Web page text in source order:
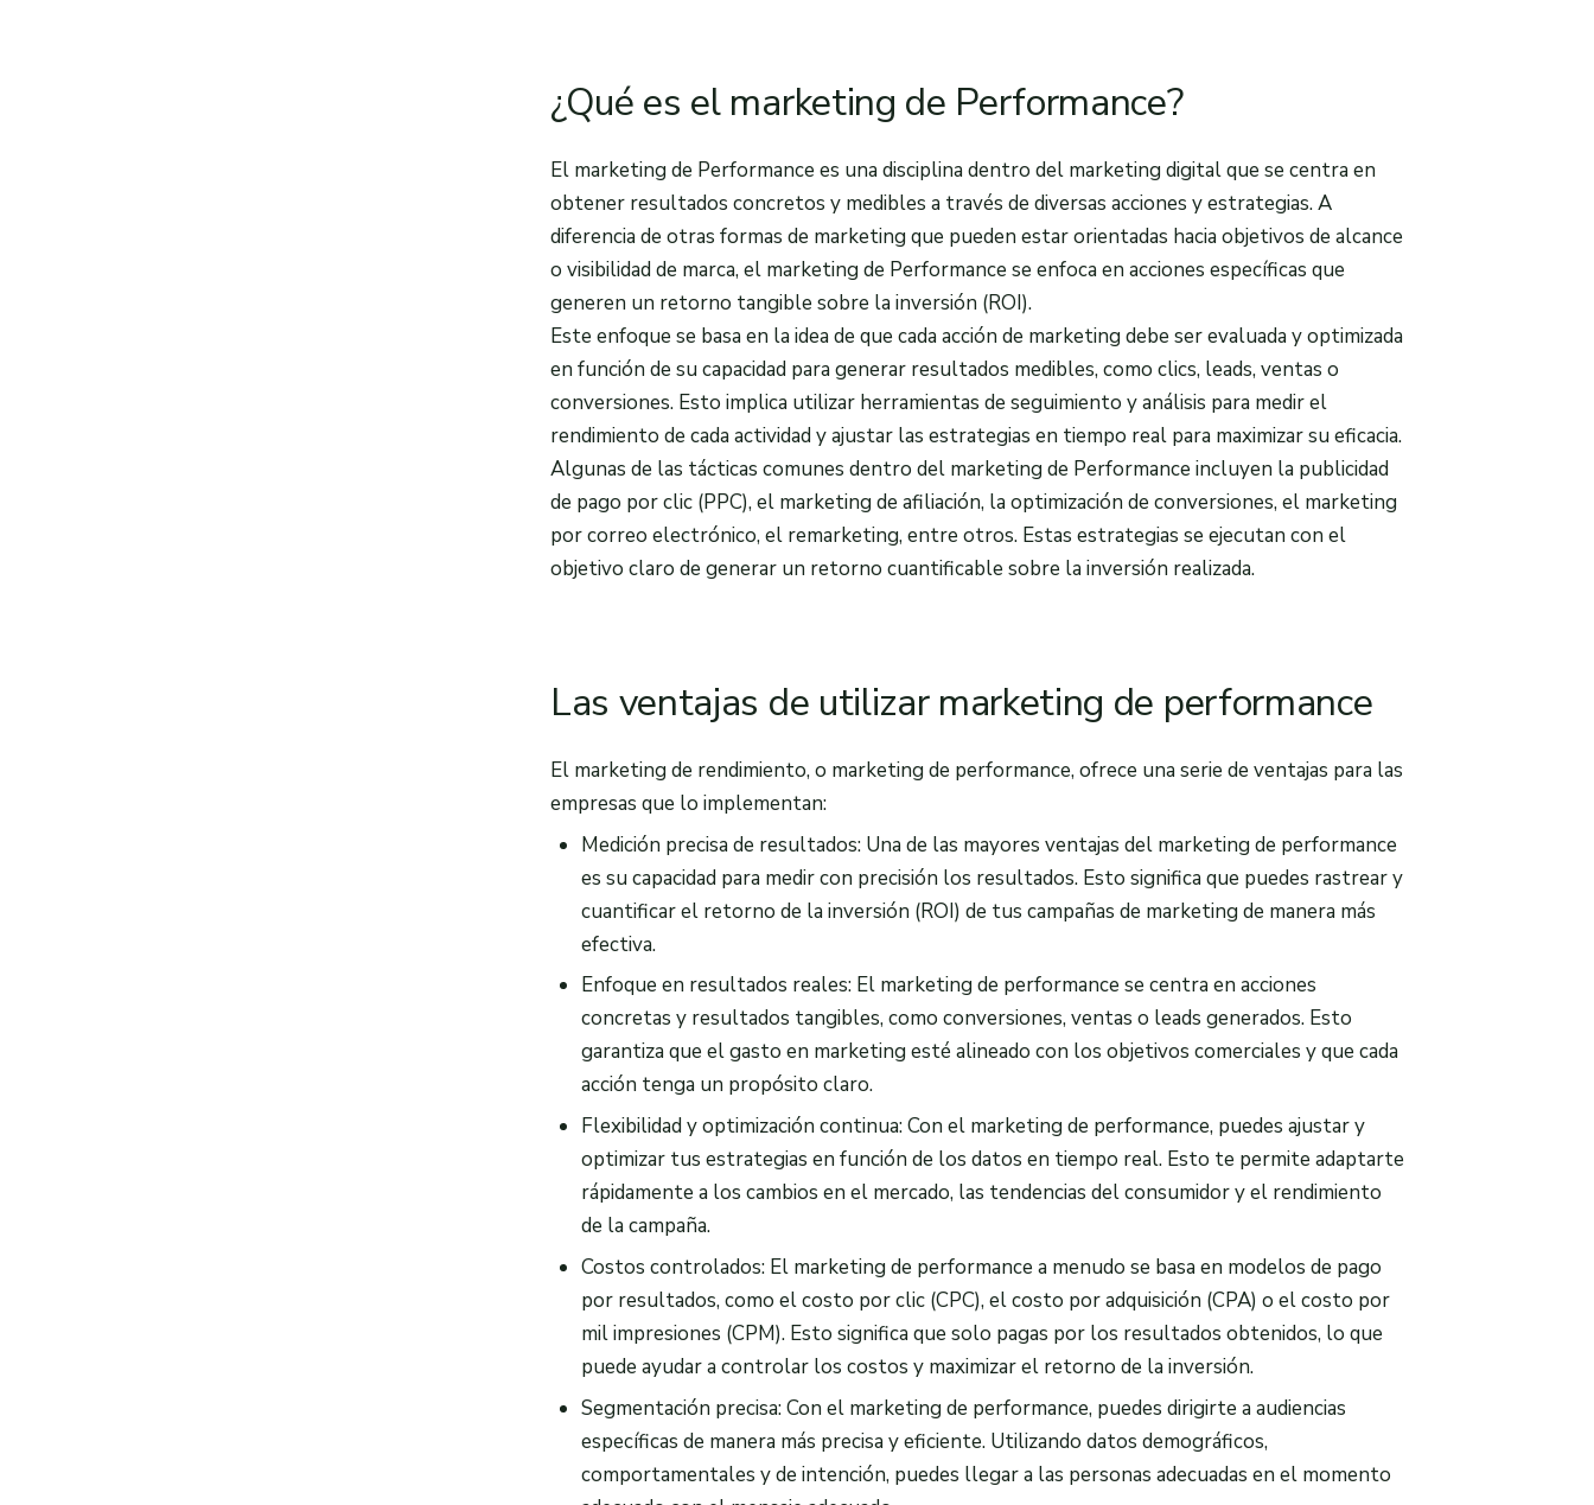
¿Qué es el marketing de Performance?
El marketing de Performance es una disciplina dentro del marketing digital que se centra en
obtener resultados concretos y medibles a través de diversas acciones y estrategias. A
diferencia de otras formas de marketing que pueden estar orientadas hacia objetivos de alcance
o visibilidad de marca, el marketing de Performance se enfoca en acciones específicas que
generen un retorno tangible sobre la inversión (ROI).
Este enfoque se basa en la idea de que cada acción de marketing debe ser evaluada y optimizada
en función de su capacidad para generar resultados medibles, como clics, leads, ventas o
conversiones. Esto implica utilizar herramientas de seguimiento y análisis para medir el
rendimiento de cada actividad y ajustar las estrategias en tiempo real para maximizar su eficacia.
Algunas de las tácticas comunes dentro del marketing de Performance incluyen la publicidad
de pago por clic (PPC), el marketing de afiliación, la optimización de conversiones, el marketing
por correo electrónico, el remarketing, entre otros. Estas estrategias se ejecutan con el
objetivo claro de generar un retorno cuantificable sobre la inversión realizada.
Las ventajas de utilizar marketing de performance
El marketing de rendimiento, o marketing de performance, ofrece una serie de ventajas para las
empresas que lo implementan:
Medición precisa de resultados: Una de las mayores ventajas del marketing de performance
es su capacidad para medir con precisión los resultados. Esto significa que puedes rastrear y
cuantificar el retorno de la inversión (ROI) de tus campañas de marketing de manera más
efectiva.
Enfoque en resultados reales: El marketing de performance se centra en acciones
concretas y resultados tangibles, como conversiones, ventas o leads generados. Esto
garantiza que el gasto en marketing esté alineado con los objetivos comerciales y que cada
acción tenga un propósito claro.
Flexibilidad y optimización continua: Con el marketing de performance, puedes ajustar y
optimizar tus estrategias en función de los datos en tiempo real. Esto te permite adaptarte
rápidamente a los cambios en el mercado, las tendencias del consumidor y el rendimiento
de la campaña.
Costos controlados: El marketing de performance a menudo se basa en modelos de pago
por resultados, como el costo por clic (CPC), el costo por adquisición (CPA) o el costo por
mil impresiones (CPM). Esto significa que solo pagas por los resultados obtenidos, lo que
puede ayudar a controlar los costos y maximizar el retorno de la inversión.
Segmentación precisa: Con el marketing de performance, puedes dirigirte a audiencias
específicas de manera más precisa y eficiente. Utilizando datos demográficos,
comportamentales y de intención, puedes llegar a las personas adecuadas en el momento